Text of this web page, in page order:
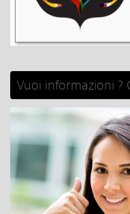
Vuoi informazioni ?